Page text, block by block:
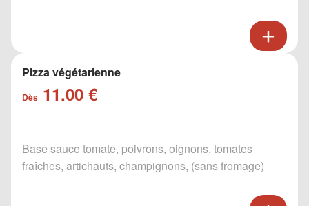
Pizza végétarienne
Dès 11.00 €
Base sauce tomate, poivrons, oignons, tomates
fraîches, artichauts, champignons, (sans fromage)